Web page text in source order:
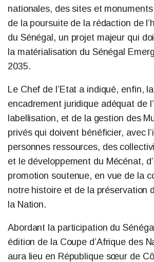
nationales, des sites et
de la poursuite de la rédaction de
du Sénégal, un projet majeur qui
la matérialisation du Sénégal
2035.
Le Chef de l’Etat a indiqué, enfin,
encadrement juridique adéquat de
labellisation, et de la gestion des
privés qui doivent bénéficier, avec
personnes ressources, des
et le développement du Mécénat,
promotion soutenue, en vue de la
notre histoire et de la préservation
la Nation.
Abordant la participation du
édition de la Coupe d’Afrique des
aura lieu en République sœur de